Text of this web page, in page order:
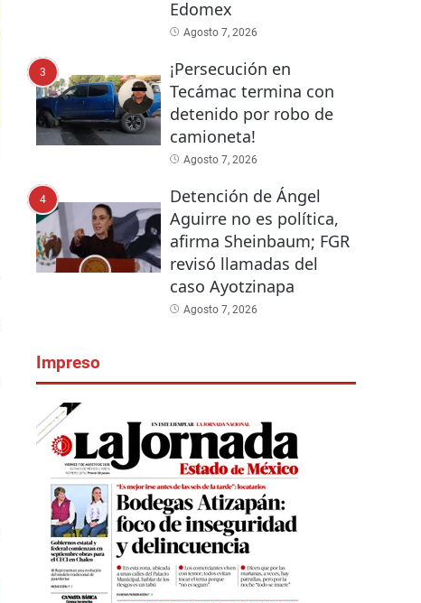
Edomex
Agosto 7, 2026
3
¡Persecución en
Tecámac termina con
detenido por robo de
camioneta!
Agosto 7, 2026
4
Detención de Ángel
Aguirre no es política,
afirma Sheinbaum; FGR
revisó llamadas del
caso Ayotzinapa
Agosto 7, 2026
Impreso